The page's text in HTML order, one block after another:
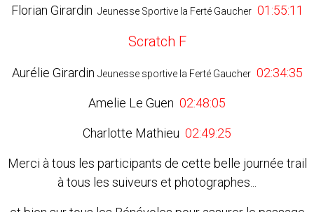
Florian Girardin Jeunesse Sportive la Ferté Gaucher 01:55:11
Scratch F
Aurélie Girardin Jeunesse sportive la Ferté Gaucher 02:34:35
Amelie Le Guen 02:48:05
Charlotte Mathieu 02:49:25
Merci à tous les participants de cette belle journée trail
à tous les suiveurs et photographes...